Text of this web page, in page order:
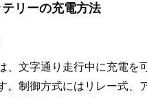
リーの充電方法
、文字通り走行中に充電を
。制御方式にはリレー式、